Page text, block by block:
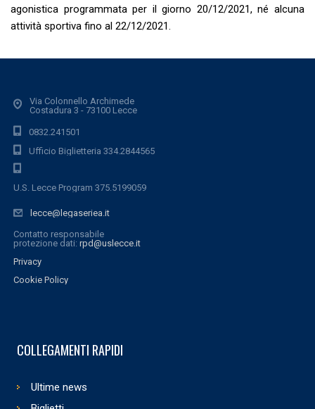
agonistica programmata per il giorno 20/12/2021, né alcuna
attività sportiva fino al 22/12/2021.
Via Colonnello Archimede
Costadura 3 - 73100 Lecce
0832.241501
Ufficio Biglietteria 334.2844565
U.S. Lecce Program 375.5199059
lecce@legaseriea.it
Contatto responsabile
protezione dati: rpd@uslecce.it
Privacy
Cookie Policy
COLLEGAMENTI RAPIDI
Ultime news